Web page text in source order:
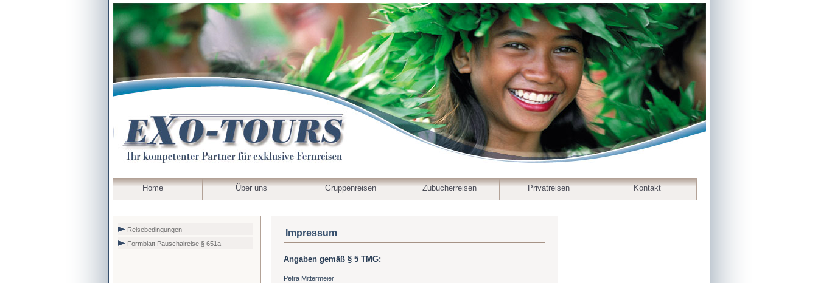
Home Über uns Gruppenreisen Zubucherreisen Privatreisen Kontakt
Reisebedingungen
Formblatt Pauschalreise § 651a
Impressum
Angaben gemäß § 5 TMG:
Petra Mittermeier